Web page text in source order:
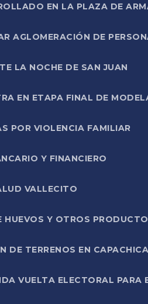
EN LA PLAZA DE
AGLOMERACIÓN DE
LA NOCHE DE SAN JUAN
EN ETAPA FINAL DE
POR VIOLENCIA FAMILIAR
Y FINANCIERO
VALLECITO
Y OTROS
DE TERRENOS EN CAPACHICA
VUELTA ELECTORAL PARA